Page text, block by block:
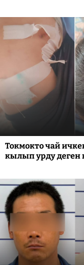
Токмокто чай
кылып урду